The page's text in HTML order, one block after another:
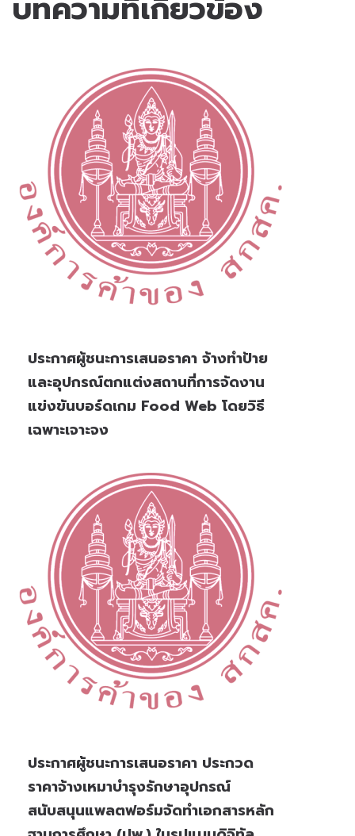
บทความที่เกี่ยวข้อง
ประกาศผู้ชนะการเสนอราคา จ้างทำป้าย
และอุปกรณ์ตกแต่งสถานที่การจัดงาน
แข่งขันบอร์ดเกม Food Web โดยวิธี
เฉพาะเจาะจง
ประกาศผู้ชนะการเสนอราคา ประกวด
ราคาจ้างเหมาบำรุงรักษาอุปกรณ์
สนับสนุนแพลตฟอร์มจัดทำเอกสารหลัก